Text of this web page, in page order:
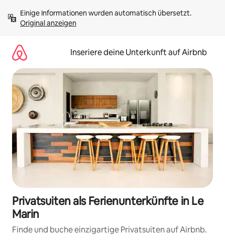
Inhalten
springenOriginal anzeigen
Inseriere deine Unterkunft auf Airbnb
Privatsuiten als Ferienunterkünfte in Le
Marin
Finde und buche einzigartige Privatsuiten auf Airbnb.